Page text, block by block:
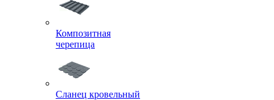
Композитная
черепица
Сланец кровельный